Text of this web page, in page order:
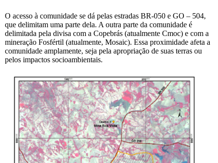
O acesso à comunidade se dá pelas estradas BR-050 e GO – 504,
que delimitam uma parte dela. A outra parte da comunidade é
delimitada pela divisa com a Copebrás (atualmente Cmoc) e com a
mineração Fosfértil (atualmente, Mosaic). Essa proximidade afeta a
comunidade amplamente, seja pela apropriação de suas terras ou
pelos impactos socioambientais.